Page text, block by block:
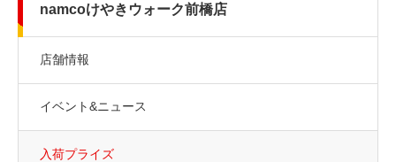
namcoけやきウォーク前橋店
店舗情報
イベント&ニュース
入荷プライズ